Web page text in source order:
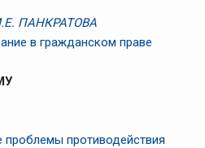
ПАНКРАТОВА
в гражданском праве
противодействия